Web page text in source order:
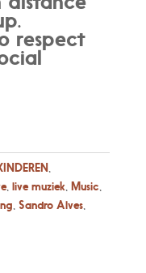
respect
,
, live muziek, Music
Sandro Alves,